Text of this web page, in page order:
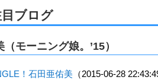
ブログ
モーニング娘。’15）
！石田亜佑美 （2015-06-28